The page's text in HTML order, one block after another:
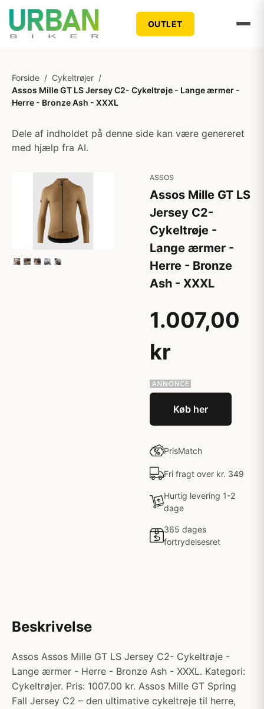
OUTLET
Forside / Cykeltrøjer /
Assos Mille GT LS Jersey C2- Cykeltrøje - Lange ærmer -
Herre - Bronze Ash - XXXL
Dele af indholdet på denne side kan være genereret
med hjælp fra AI.
ASSOS
Assos Mille GT LS
Jersey C2-
Cykeltrøje -
Lange ærmer -
Herre - Bronze
Ash - XXXL
1.007,00
kr
Køb her
PrisMatch
Fri fragt over kr. 349
Hurtig levering 1-2
dage
365 dages
fortrydelsesret
Beskrivelse
Assos Assos Mille GT LS Jersey C2- Cykeltrøje -
Lange ærmer - Herre - Bronze Ash - XXXL. Kategori:
Cykeltrøjer. Pris: 1007.00 kr. Assos Mille GT Spring
Fall Jersey C2 – den ultimative cykeltrøje til herre,